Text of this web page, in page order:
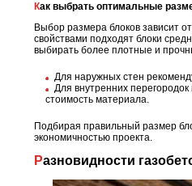
Как выбрать оптимальные
Выбор размера блоков зависит
свойствами подходят блоки
выбирать более плотные и
Для наружных стен
Для внутренних
стоимость материала.
Подбирая правильный размер
экономичностью проекта.
Разновидности